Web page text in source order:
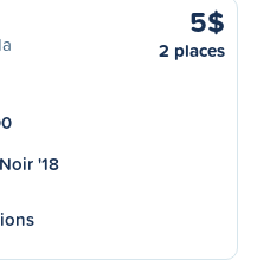
5$
2 places
'18